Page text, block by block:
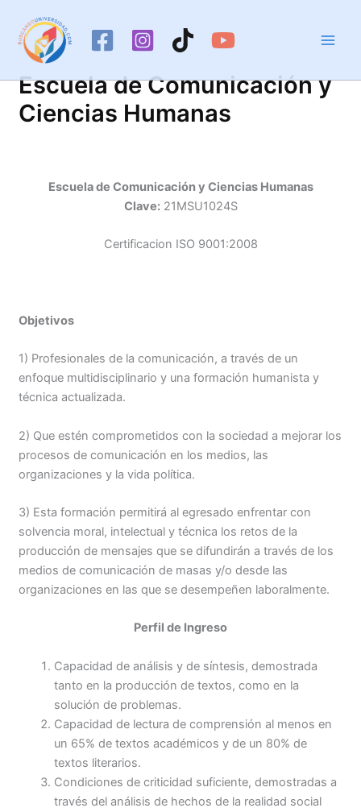
contenido
Escuela de Comunicación y
Ciencias Humanas
Escuela de Comunicación y Ciencias Humanas
Clave:21MSU1024S
Certificacion ISO 9001:2008
Objetivos
1) Profesionales de la comunicación, a través de un
enfoque multidisciplinario y una formación humanista y
técnica actualizada.
2) Que estén comprometidos con la sociedad a mejorar los
procesos de comunicación en los medios, las
organizaciones y la vida política.
3) Esta formación permitirá al egresado enfrentar con
solvencia moral, intelectual y técnica los retos de la
producción de mensajes que se difundirán a través de los
medios de comunicación de masas y/o desde las
organizaciones en las que se desempeñen laboralmente.
Perfil de Ingreso
Capacidad de análisis y de síntesis, demostrada
tanto en la producción de textos, como en la
solución de problemas.
Capacidad de lectura de comprensión al menos en
un 65% de textos académicos y de un 80% de
textos literarios.
Condiciones de criticidad suficiente, demostradas a
través del análisis de hechos de la realidad social